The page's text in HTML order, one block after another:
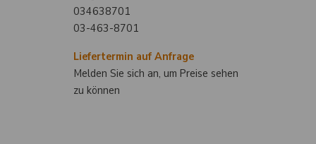
034638701
03-463-8701
Liefertermin auf Anfrage
Melden Sie sich an, um Preise sehen
zu können